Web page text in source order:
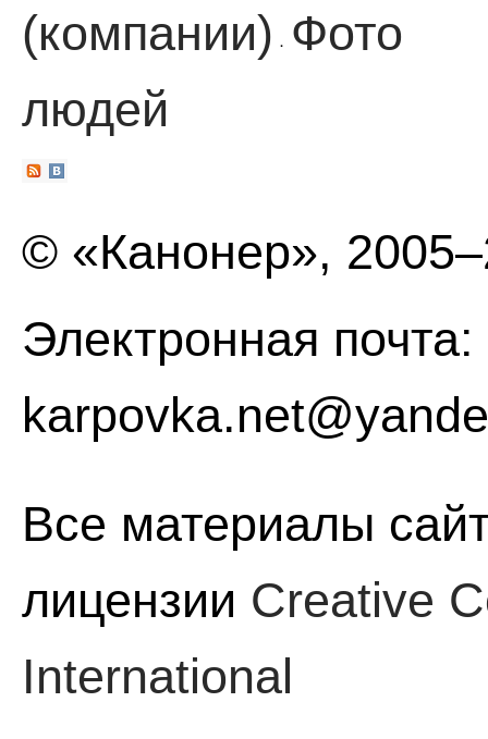
(компании)
·
Фото
людей
© «Канонер»,
Электронная почта:
Все материалы
лицензии Creative
International